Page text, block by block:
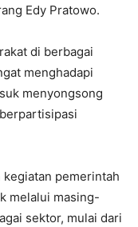
Edy Pratowo.
di berbagai
menghadapi
menyongsong
kegiatan pemerintah
melalui masing-
sektor, mulai dari